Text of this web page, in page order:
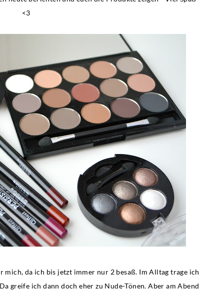
<3
da ich bis jetzt immer nur 2 besaß. Im Alltag trage ich
greife ich dann doch eher zu Nude-Tönen. Aber am Abend